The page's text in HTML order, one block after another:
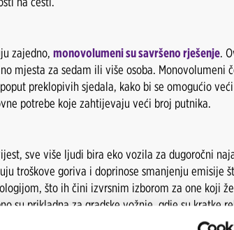
zajedno, monovolumeni su savršeno rješenje.
mjesta za sedam ili više osoba. Monovolumeni
preklopivih sjedala, kako bi se omogućio
potrebe koje zahtijevaju veći broj putnika.
sve više ljudi bira eko vozila za dugoročni
troškove goriva i doprinose smanjenju emisije
što ih čini izvrsnim izborom za one koji
su prikladna za gradske vožnje, gdje su kratke